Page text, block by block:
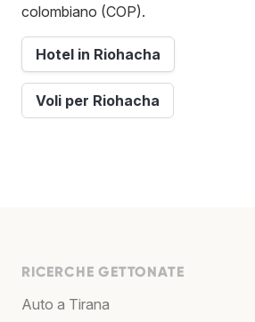
colombiano (COP).
Hotel in Riohacha
Voli per Riohacha
RICERCHE GETTONATE
Auto a Tirana